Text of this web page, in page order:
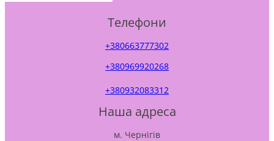
Телефони
+380663777302
+380969920268
+380932083312
Наша адреса
м. Чернігів